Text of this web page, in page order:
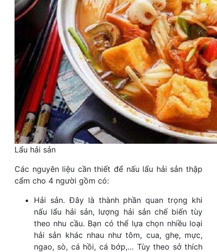
Lẩu hải sản
Các nguyên liệu cần thiết để nấu lẩu hải sản thập
cẩm cho 4 người gồm có:
Hải sản. Đây là thành phần quan trọng khi
nấu lẩu hải sản, lượng hải sản chế biến tùy
theo nhu cầu. Bạn có thể lựa chọn nhiều loại
hải sản khác nhau như tôm, cua, ghẹ, mực,
ngao, sò, cá hồi, cá bớp,… Tùy theo sở thích